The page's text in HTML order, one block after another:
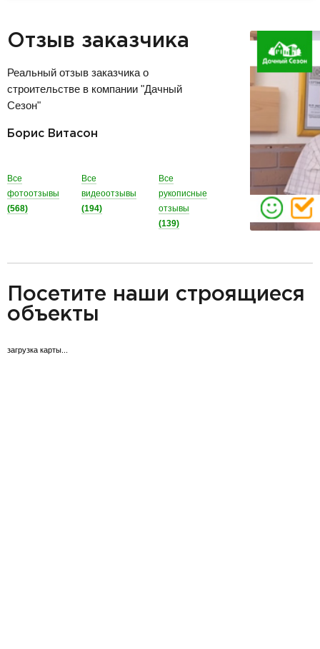
Отзыв заказчика
Реальный отзыв заказчика о
строительстве в компании "Дачный
Сезон"
Борис Витасон
Все
фотоотзывы
(568)
Все
видеоотзывы
(194)
Все
рукописные
отзывы
(139)
Посетите наши строящиеся
объекты
загрузка карты...